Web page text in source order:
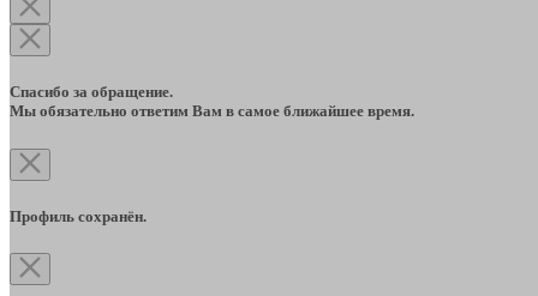
Спасибо за обращение.
Мы обязательно ответим Вам в самое ближайшее время.
Профиль сохранён.